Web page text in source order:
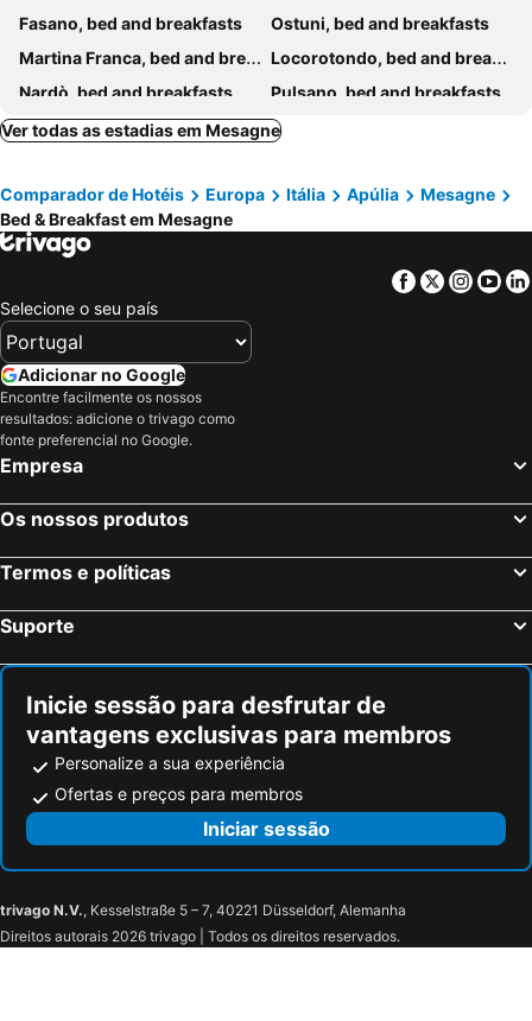
Fasano, bed and breakfasts
Ostuni, bed and breakfasts
Martina Franca, bed and breakfasts
Locorotondo, bed and breakfasts
Nardò, bed and breakfasts
Pulsano, bed and breakfasts
Manduria, bed and breakfasts Avetrana, bed and breakfasts
Véglie, bed and breakfasts
Carovigno, bed and breakfasts
Ceglie Messapica, bed and breakfasts
Cisternino, bed and breakfasts
Leporano, bed and breakfasts
Novoli, bed and breakfasts
Maruggio, bed and breakfasts
Sava, bed and breakfasts
Leverano, bed and breakfasts
Campi Salentina, bed and breakfasts
San Vito dei Normanni, bed and breakfasts
Lizzano, bed and breakfasts
Squinzano, bed and breakfasts
Torricella, bed and breakfasts
Salice Salentino, bed and breakfasts
Copertino, bed and breakfasts
San Marzano di San Giuseppe, bed and breakfasts
Fragagnano, bed and breakfasts
Ver todas as estadias em Mesagne
Comparador de Hotéis Europa Itália Apúlia
Mesagne
Bed & Breakfast em Mesagne
Facebook
Twitter
Selecione o seu país
Adicionar no Google
Encontre facilmente os nossos
resultados: adicione o trivago como
fonte preferencial no Google.
Empresa
Os nossos produtos
Termos e políticas
Suporte
Inicie sessão para desfrutar de
vantagens exclusivas para membros
Personalize a sua experiência
Ofertas e preços para membros
Iniciar sessão
trivago N.V., Kesselstraße 5 – 7, 40221 Düsseldorf, Alemanha
Direitos autorais 2026 trivago | Todos os direitos reservados.